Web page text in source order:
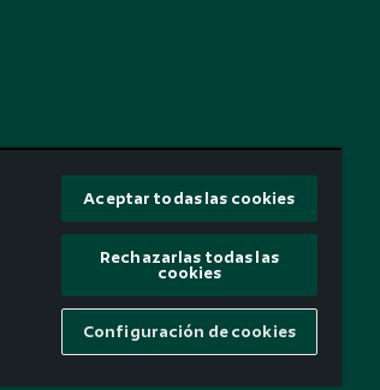
Aceptar todas las cookies
Rechazarlas todas las
cookies
Configuración de cookies